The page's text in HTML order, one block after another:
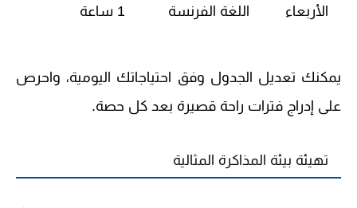
الأربعاء اللغة الفرنسة 1 ساعة
يمكنك تعديل الجدول وفق احتياجاتك اليومية، واحرص
على إدراج فترات راحة قصيرة بعد كل حصة.
تهيئة بيئة المذاكرة المثالية